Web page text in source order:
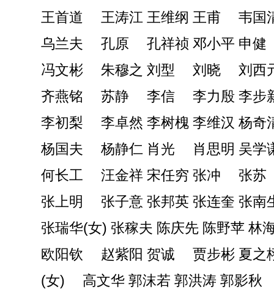
王首道 王涛江 王维纲 王甫 韦国
乌兰夫 孔原 孔祥祯 邓小平 申健
冯文彬 朱穆之 刘型 刘晓 刘西
齐燕铭 苏静 李信 李力殷 李步
李初梨 李卓然 李树槐 李维汉 杨奇
杨国夫 杨静仁 肖光 肖思明 吴学
何长工 汪金祥 宋任穷 张冲 张苏
张上明 张子意 张邦英 张连奎 张南
张瑞华(女) 张稼夫 陈庆先 陈野苹 林
欧阳钦 赵紫阳 贺诚 贾步彬 夏之
(女) 高文华 郭沫若 郭洪涛 郭影秋